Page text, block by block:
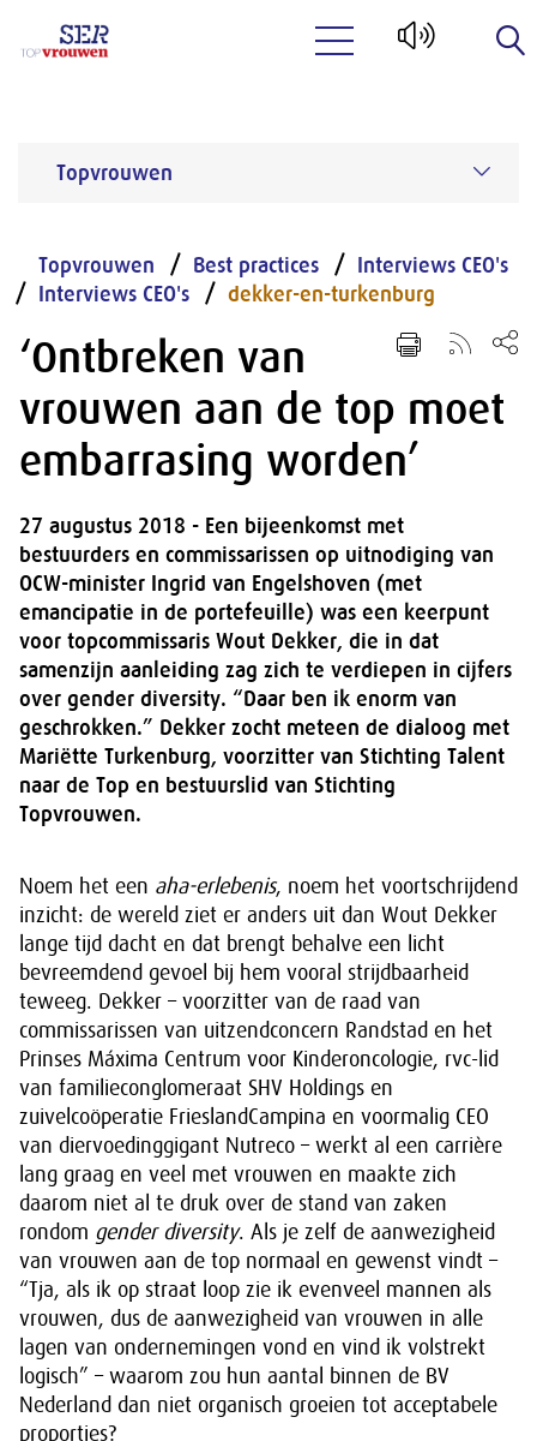
Topvrouwen
Topvrouwen Best practices
Interviews CEO's
Interviews CEO's
dekker-en-turkenburg
‘Ontbreken van
vrouwen aan de top moet
embarrasing worden’
27 augustus 2018 - Een bijeenkomst met
bestuurders en commissarissen op uitnodiging van
OCW-minister Ingrid van Engelshoven (met
emancipatie in de portefeuille) was een keerpunt
voor topcommissaris Wout Dekker, die in dat
samenzijn aanleiding zag zich te verdiepen in cijfers
over gender diversity. “Daar ben ik enorm van
geschrokken.” Dekker zocht meteen de dialoog met
Mariëtte Turkenburg, voorzitter van Stichting Talent
naar de Top en bestuurslid van Stichting
Topvrouwen.
Noem het een aha-erlebenis, noem het voortschrijdend
inzicht: de wereld ziet er anders uit dan Wout Dekker
lange tijd dacht en dat brengt behalve een licht
bevreemdend gevoel bij hem vooral strijdbaarheid
teweeg. Dekker – voorzitter van de raad van
commissarissen van uitzendconcern Randstad en het
Prinses Máxima Centrum voor Kinderoncologie, rvc-lid
van familieconglomeraat SHV Holdings en
zuivelcoöperatie FrieslandCampina en voormalig CEO
van diervoedinggigant Nutreco – werkt al een carrière
lang graag en veel met vrouwen en maakte zich
daarom niet al te druk over de stand van zaken
rondom gender diversity. Als je zelf de aanwezigheid
van vrouwen aan de top normaal en gewenst vindt –
“Tja, als ik op straat loop zie ik evenveel mannen als
vrouwen, dus de aanwezigheid van vrouwen in alle
lagen van ondernemingen vond en vind ik volstrekt
logisch” – waarom zou hun aantal binnen de BV
Nederland dan niet organisch groeien tot acceptabele
proporties?